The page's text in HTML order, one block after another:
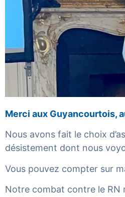
Merci aux Guyancourtois,
Nous avons fait le choix
désistement dont nous
Vous pouvez compter sur
Notre combat contre le RN